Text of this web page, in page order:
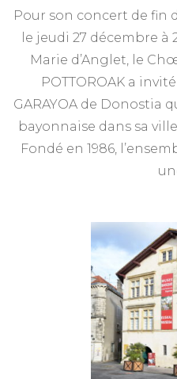
Pour son concert de fin
le jeudi 27 décembre à
Marie d’Anglet, le
POTTOROAK a
GARAYOA de Donostia
bayonnaise dans sa
Fondé en 1986,